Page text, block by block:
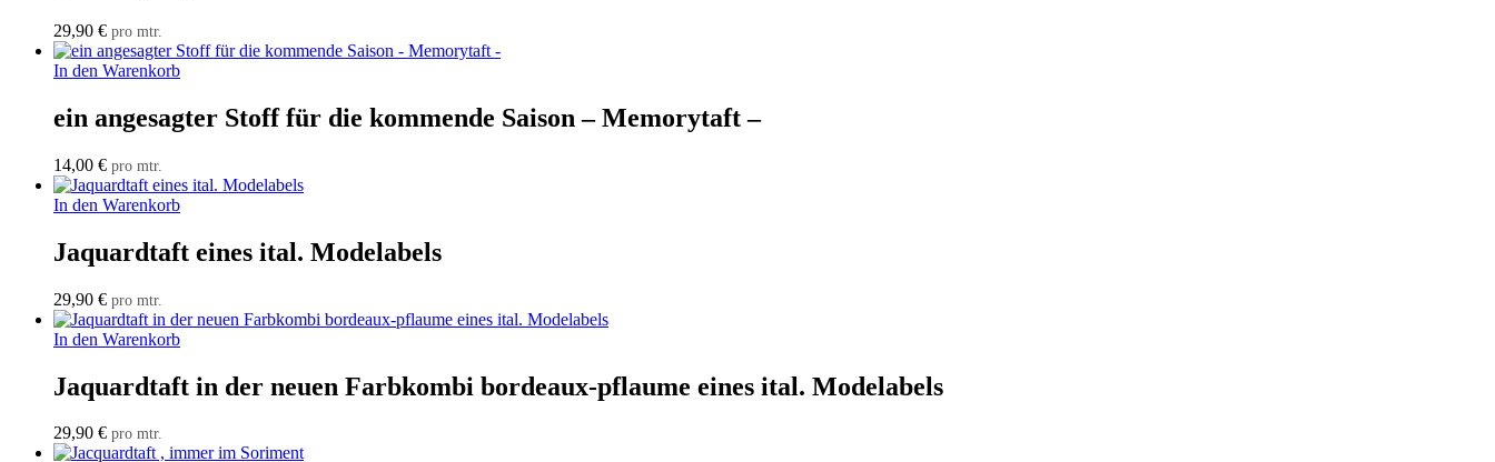
29,90 € pro mtr.
In den Warenkorb
ein angesagter Stoff für die kommende Saison – Memorytaft –
14,00 € pro mtr.
In den Warenkorb
Jaquardtaft eines ital. Modelabels
29,90 € pro mtr.
In den Warenkorb
Jaquardtaft in der neuen Farbkombi bordeaux-pflaume eines ital. Modelabels
29,90 € pro mtr.